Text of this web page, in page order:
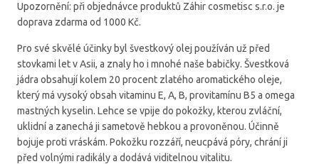
Upozornění: při objednávce produktů Záhir cosmetisc s.r.o. je
doprava zdarma od 1000 Kč.
Pro své skvělé účinky byl švestkový olej používán už před
stovkami let v Asii, a znaly ho i mnohé naše babičky. Švestková
jádra obsahují kolem 20 procent zlatého aromatického oleje,
který má vysoký obsah vitaminu E, A, B, provitamínu B5 a omega
mastných kyselin. Lehce se vpije do pokožky, kterou zvláční,
uklidní a zanechá ji sametově hebkou a provoněnou. Účinně
bojuje proti vráskám. Pokožku rozzáří, neucpává póry, chrání ji
před volnými radikály a dodává viditelnou vitalitu.